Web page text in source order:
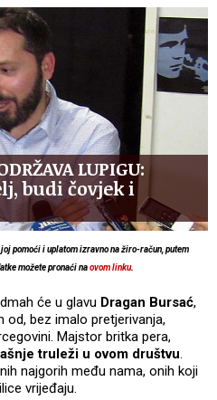
LUPIGU:
budi čovjek i
joj pomoći i uplatom izravno na žiro-račun, putem
možete pronaći naovom linku.
će u glavu Dragan Bursać,
od, bez imalo pretjerivanja,
Majstor britka pera,
truleži u ovom društvu.
najgorih među nama, onih koji
vrijeđaju.